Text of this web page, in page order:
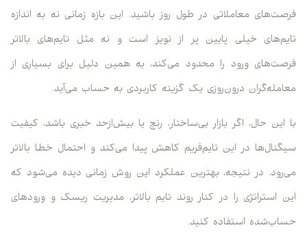
فرصت‌های معاملاتی در طول روز باشید. این بازه زمانی نه به اندازه
تایم‌های خیلی پایین پر از نویز است و نه مثل تایم‌های بالاتر
فرصت‌های ورود را محدود می‌کند، به همین دلیل برای بسیاری از
معامله‌گران درون‌روزی یک گزینه کاربردی به حساب می‌آید.
با این حال، اگر بازار بی‌ساختار، رنج یا بیش‌ازحد خبری باشد، کیفیت
سیگنال‌ها در این تایم‌فریم کاهش پیدا می‌کند و احتمال خطا بالاتر
می‌رود. در نتیجه، بهترین عملکرد این روش زمانی دیده می‌شود که
این استراتژی را در کنار روند تایم بالاتر، مدیریت ریسک و ورودهای
حساب‌شده استفاده کنید.